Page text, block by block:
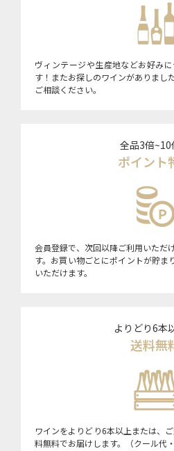
ヴィンテージや生産地などお好み
す！またお探しのワインがありまし
ご相談ください。
全品3倍~10
ポイント
会員登録で、次回以降ご利用いただ
す。お買い物ごとにポイントが貯ま
いただけます。
よりどり6本
送料無
ワインをよりどり6本以上または、
料無料でお届けします。（クール代